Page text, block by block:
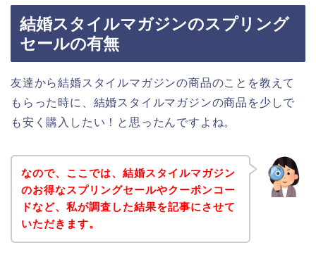
結婚スタイルマガジンのスプリング
セールの有無
友達から結婚スタイルマガジンの商品のことを教えて
もらった時に、結婚スタイルマガジンの商品を少しで
も安く購入したい！と思ったんですよね。
なので、ここでは、結婚スタイルマガジン
のお得なスプリングセールやクーポンコー
ドなど、私が調査した結果を記事にさせて
いただきます。